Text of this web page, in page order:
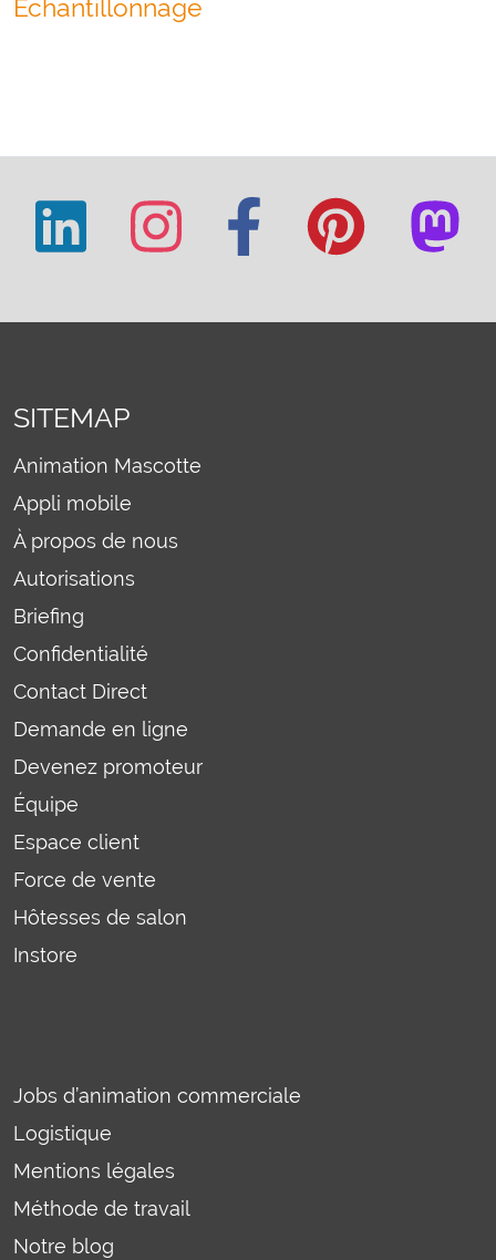
Échantillonnage
SITEMAP
Animation Mascotte
Appli mobile
À propos de nous
Autorisations
Briefing
Confidentialité
Contact Direct
Demande en ligne
Devenez promoteur
Équipe
Espace client
Force de vente
Hôtesses de salon
Instore
Jobs d’animation commerciale
Logistique
Mentions légales
Méthode de travail
Notre blog